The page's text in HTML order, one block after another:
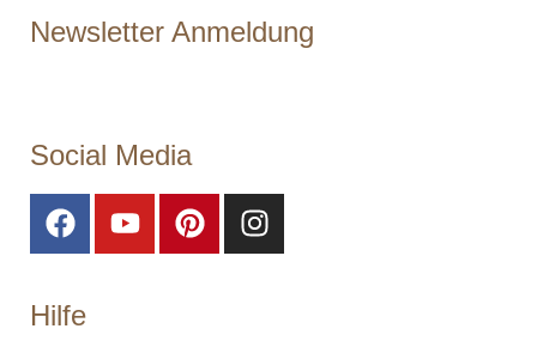
Newsletter Anmeldung
Social Media
Hilfe